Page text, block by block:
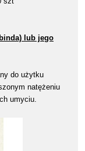
lub jego
do użytku
natężeniu
umyciu.